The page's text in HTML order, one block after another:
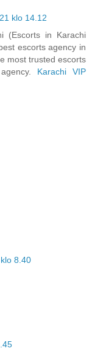
klo 14.12
(Escorts in Karachi
escorts agency in
most trusted escorts
Karachi VIP
8.40